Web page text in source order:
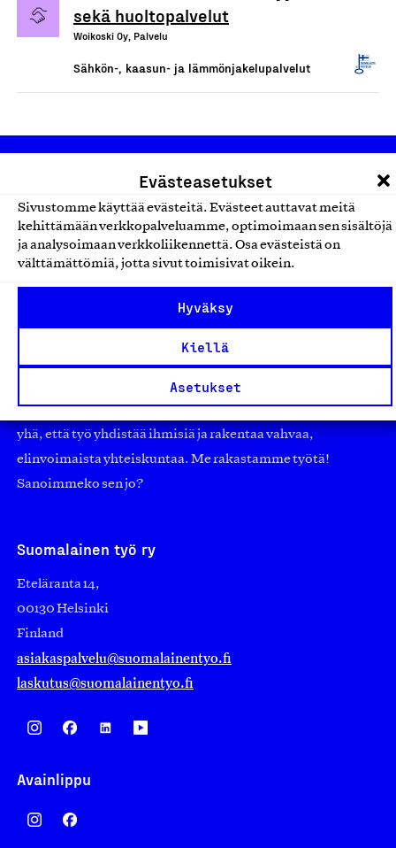
Evästeasetukset
Sivustomme käyttää evästeitä. Evästeet auttavat meitä
kehittämään verkkopalveluamme, optimoimaan sen sisältöjä
ja analysoimaan verkkoliikennettä. Osa evästeistä on
välttämättömiä, jotta sivut toimisivat oikein.
Hyväksy
Kiellä
Asetukset
sekä huoltopalvelut
Woikoski Oy, Palvelu
Sähkön-, kaasun- ja lämmönjakelupalvelut
Olemme jäsentemme omistama puolueeton,
työmarkkinajärjestöistä riippumaton yhdistys.
Jäseninämme on koko suomalaisen yhteiskunnan kirjo
edistämään suomalaista työtä ja teollisuutta sekä
nostamaan ylpeyttä kotimaisesta osaamisesta. Uskomme
yhä, että työ yhdistää ihmisiä ja rakentaa vahvaa,
elinvoimaista yhteiskuntaa. Me rakastamme työtä!
Sanoimmeko sen jo?
Suomalainen työ ry
Eteläranta 14,
00130 Helsinki
Finland
asiakaspalvelu@suomalainentyo.fi
laskutus@suomalainentyo.fi
Avainlippu